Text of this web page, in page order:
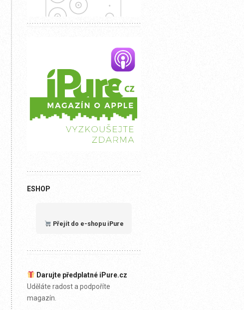
ESHOP
Přejít do e-shopu iPure
Darujte předplatné iPure.cz
Uděláte radost a podpoříte
magazín.